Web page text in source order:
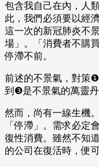
包含我自己在內，人
此，我們必須要以經
這一次的新冠肺炎不
場」。「消費者不購
停滯不前。
前述的不景氣，對策
到❸是不景氣的萬靈丹
然而，尚有一線生機
「停滯」。需求必定
復性消費。雖然不知
的公司在復活時，便